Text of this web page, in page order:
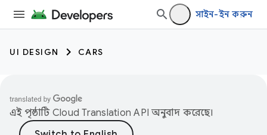
সাইন-ইন করুন
UI DESIGN CARS
এই পৃষ্ঠাটি Cloud Translation API অনুবাদ করেছে।